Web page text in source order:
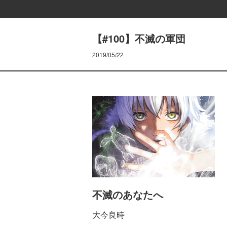
【#100】不滅の軍団
2019/05/22
不滅のあなたへ
大今良時